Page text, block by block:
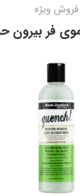
فروش ویژه